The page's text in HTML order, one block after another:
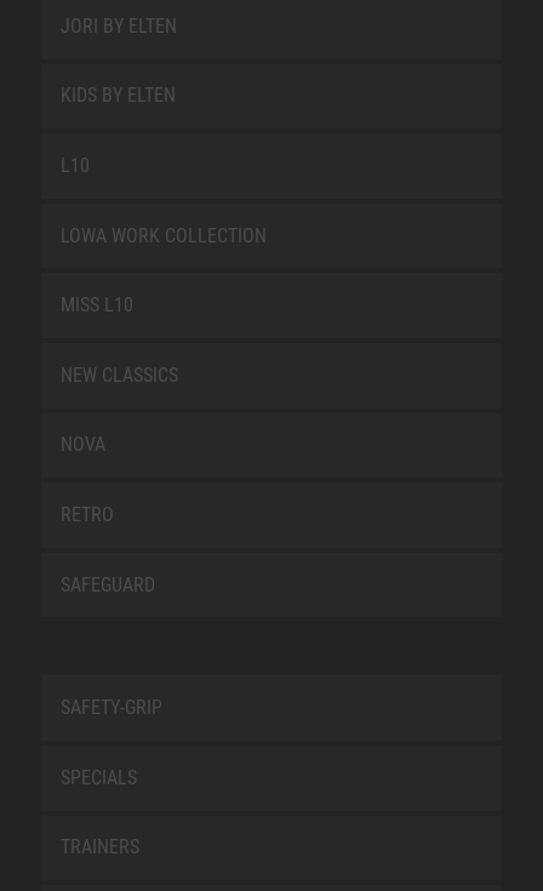
JORI BY ELTEN
KIDS BY ELTEN
L10
LOWA WORK COLLECTION
MISS L10
NEW CLASSICS
NOVA
RETRO
SAFEGUARD
SAFETY-GRIP
SPECIALS
TRAINERS